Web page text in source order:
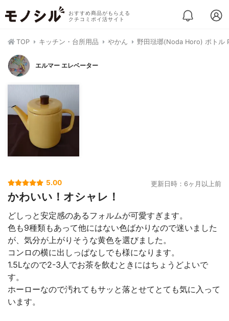
おすすめ商品がもらえる
クチコミポイ活サイト
TOP キッチン・台所用品 やかん 野田琺瑯(Noda Horo) ポトル
エルマー エレベーター
5.00 更新日時：6ヶ月以上前
かわいい！オシャレ！
どしっと安定感のあるフォルムが可愛すぎます。
色も9種類もあって他にはない色ばかりなので迷いました
が、気分が上がりそうな黄色を選びました。
コンロの横に出しっぱなしでも様になります。
1.5Lなので2-3人でお茶を飲むときにはちょうどよいで
す。
ホーローなので汚れてもサッと落とせてとても気に入って
います。